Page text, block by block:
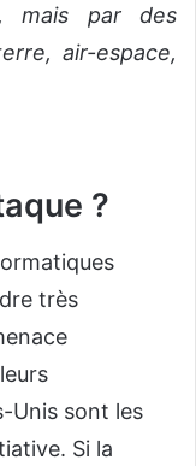
mais par des
air-espace,
?
très
Unis sont les
Si la